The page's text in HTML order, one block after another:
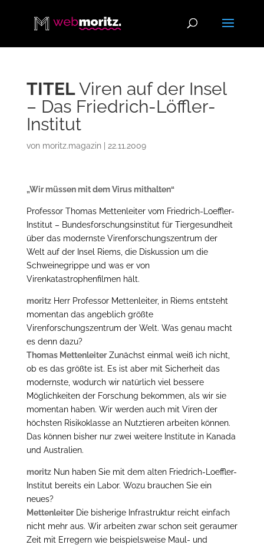
TITELViren auf der Insel
– Das Friedrich-Löffler-
Institut
von moritz.magazin| 22.11.2009
„Wir müssen mit dem Virus mithalten“
Professor Thomas Mettenleiter vom Friedrich-Loeffler-
Institut – Bundesforschungsinstitut für Tiergesundheit
über das modernste Virenforschungszentrum der
Welt auf der Insel Riems, die Diskussion um die
Schweinegrippe und was er von
Virenkatastrophenfilmen hält.
moritzHerr Professor Mettenleiter, in Riems entsteht
momentan das angeblich größte
Virenforschungszentrum der Welt. Was genau macht
es denn dazu?
Thomas MettenleiterZunächst einmal weiß ich nicht,
ob es das größte ist. Es ist aber mit Sicherheit das
modernste, wodurch wir natürlich viel bessere
Möglichkeiten der Forschung bekommen, als wir sie
momentan haben. Wir werden auch mit Viren der
höchsten Risikoklasse an Nutztieren arbeiten können.
Das können bisher nur zwei weitere Institute in Kanada
und Australien.
moritzNun haben Sie mit dem alten Friedrich-Loeffler-
Institut bereits ein Labor. Wozu brauchen Sie ein
neues?
MettenleiterDie bisherige Infrastruktur reicht einfach
nicht mehr aus. Wir arbeiten zwar schon seit geraumer
Zeit mit Erregern wie beispielsweise Maul- und